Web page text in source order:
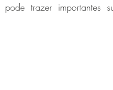
trazer importantes